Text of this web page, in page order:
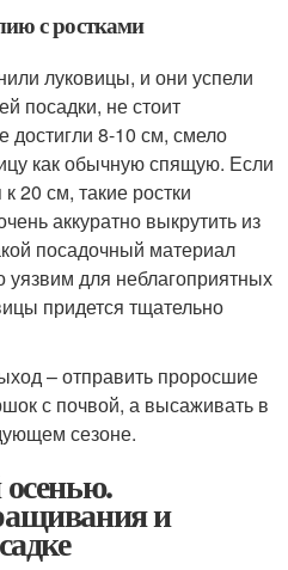
с ростками
луковицы, и они успели
посадки, не стоит
достигли 8-10 см, смело
как обычную спящую. Если
20 см, такие ростки
аккуратно выкрутить из
посадочный материал
уязвим для неблагоприятных
придется тщательно
– отправить проросшие
с почвой, а высаживать в
сезоне.
и